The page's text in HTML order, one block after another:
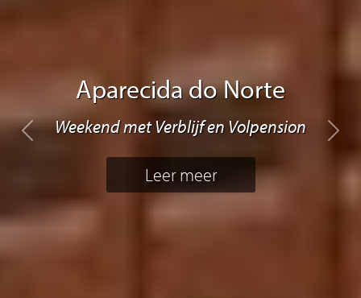
Aparecida do Norte
Weekend met Verblijf en Volpension
Leer meer
Previous Next